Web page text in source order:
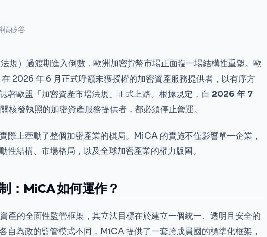
槓矽谷
法規）過渡期進入倒數，歐洲加密貨幣市場正面臨一場結構性重塑。歐
在 2026 年 6 月正式呼籲未獲授權的加密資產服務提供者，以有序方
歐盟「加密資產市場法規」正式上路。根據規定，自 2026 年 7
核發執照的加密資產服務提供者，都必須停止營運。
際上牽動了整個加密產業的棋局。MiCA 的實施不僅影響單一企業，
性結構、市場格局，以及全球加密產業的權力版圖。
：MiCA 如何運作？
產的全面性監管框架，其立法目標在於建立一個統一、透明且安全的
自為政的監管模式不同，MiCA 提供了一套跨成員國的標準化框架，